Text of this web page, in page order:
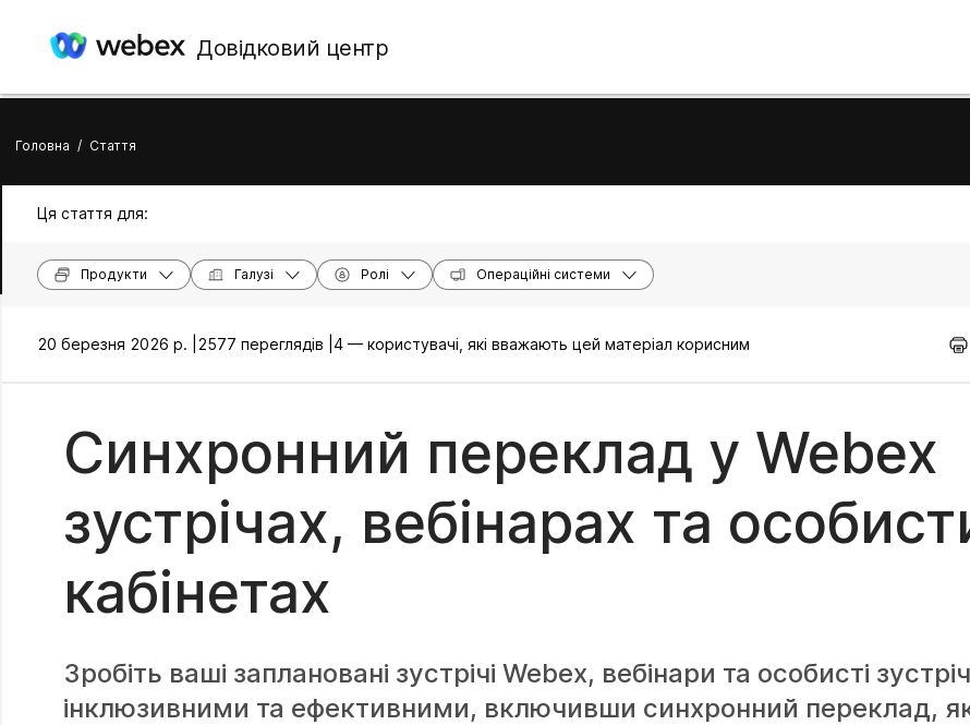
Довідковий центр
Головна / Стаття
Ця стаття для:
Продукти Галузі Ролі Операційні системи
20 березня 2026 р. | 2577 переглядів | 4 — користувачі, які вважають цей матеріал корисним
Синхронний переклад у Webex
зустрічах, вебінарах та
кабінетах
Зробіть ваші заплановані зустрічі Webex, вебінари та особисті
інклюзивними та ефективними, включивши синхронний переклад,